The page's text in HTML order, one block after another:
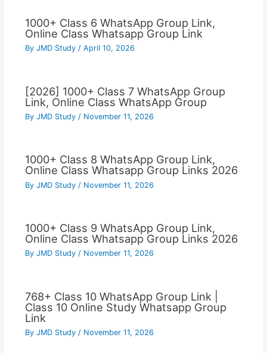
1000+ Class 6 WhatsApp Group Link,
Online Class Whatsapp Group Link
By JMD Study / April 10, 2026
[2026] 1000+ Class 7 WhatsApp Group
Link, Online Class WhatsApp Group
By JMD Study / November 11, 2026
1000+ Class 8 WhatsApp Group Link,
Online Class Whatsapp Group Links 2026
By JMD Study / November 11, 2026
1000+ Class 9 WhatsApp Group Link,
Online Class Whatsapp Group Links 2026
By JMD Study / November 11, 2026
768+ Class 10 WhatsApp Group Link |
Class 10 Online Study Whatsapp Group
Link
By JMD Study / November 11, 2026